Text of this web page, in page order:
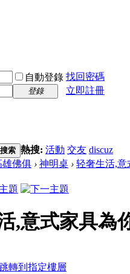
自動登錄 找回密碼
登錄
立即註冊
搜索 熱搜: 活動 交友 discuz
雄佛俱 › 神明桌 › 轻奢生活,意
,意式家具為